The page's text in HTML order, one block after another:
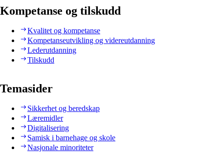
Kompetanse og tilskudd
Kvalitet og kompetanse
Kompetanseutvikling og videreutdanning
Lederutdanning
Tilskudd
Temasider
Sikkerhet og beredskap
Læremidler
Digitalisering
Samisk i barnehage og skole
Nasjonale minoriteter